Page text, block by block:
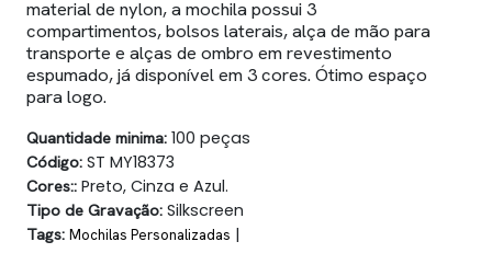
material de nylon, a mochila possui 3
compartimentos, bolsos laterais, alça de mão para
transporte e alças de ombro em revestimento
espumado, já disponível em 3 cores. Ótimo espaço
para logo.
Quantidade minima: 100 peças
Código: ST MY18373
Cores:: Preto, Cinza e Azul.
Tipo de Gravação: Silkscreen
Tags: Mochilas Personalizadas |